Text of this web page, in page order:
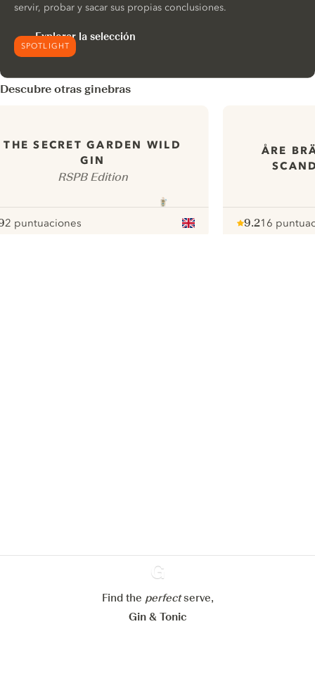
SPOTLIGHT
servir, probar y sacar sus propias conclusiones.
Explorar la selección
Descubre otras ginebras
THE SECRET GARDEN WILD
GIN
RSPB Edition
:
pour
2 puntuaciones
ÅRE
9.2
pour
16
Ginventory
Find the perfectserve,
Gin & Tonic